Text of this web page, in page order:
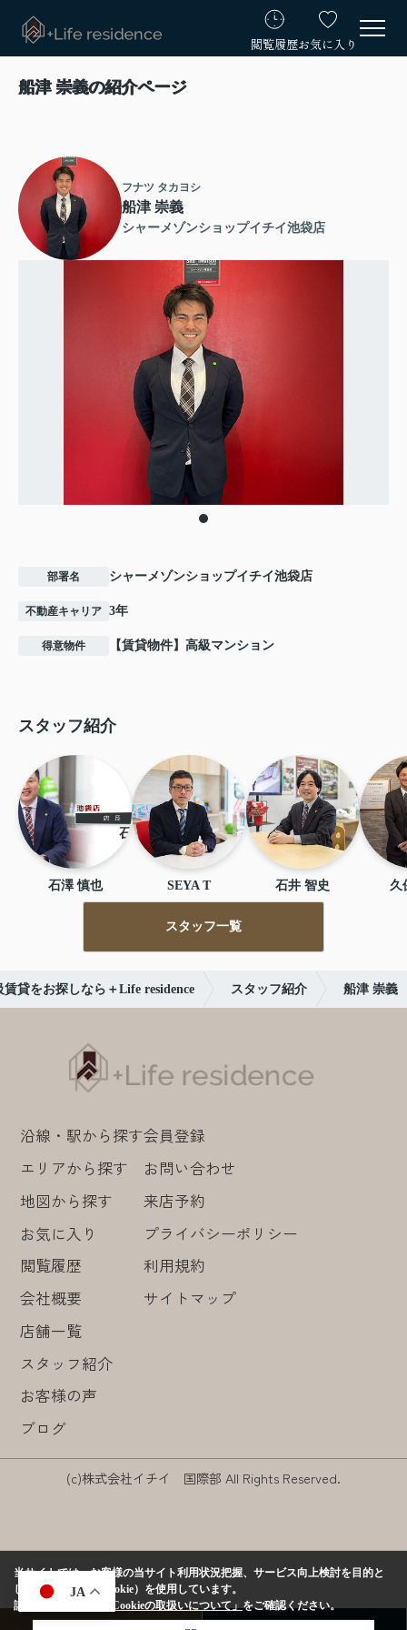
JA
閲覧履歴お気に入り
船津 崇義の紹介ページ
フナツ タカヨシ
船津 崇義
シャーメゾンショップイチイ池袋店
部署名 シャーメゾンショップイチイ池袋店
不動産キャリア 3年
得意物件 【賃貸物件】高級マンション
スタッフ紹介
石澤 慎也 SEYA T 石井 智史 久
スタッフ一覧
貸をお探しなら＋Life residence スタッフ紹介 船津 崇義
沿線・駅から探す
エリアから探す
地図から探す
お気に入り
閲覧履歴
会社概要
店舗一覧
スタッフ紹介
お客様の声
ブログ
会員登録
お問い合わせ
来店予約
プライバシーポリシー
利用規約
サイトマップ
(c)株式会社イチイ 国際部 All Rights Reserved.
当サイトでは、お客様の当サイト利用状況把握、サービス向上検討を目的と
して、クッキー（Cookie）を使用しています。
詳しくは、当社の
「Cookieの取扱いについて」をご確認ください。